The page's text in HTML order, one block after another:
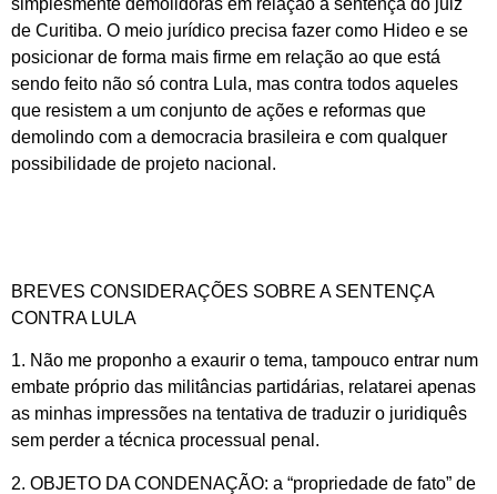
de Curitiba. O meio jurídico precisa fazer como Hideo e se
posicionar de forma mais firme em relação ao que está
sendo feito não só contra Lula, mas contra todos aqueles
que resistem a um conjunto de ações e reformas que
demolindo com a democracia brasileira e com qualquer
possibilidade de projeto nacional.
BREVES CONSIDERAÇÕES SOBRE A SENTENÇA
CONTRA LULA
1. Não me proponho a exaurir o tema, tampouco entrar num
embate próprio das militâncias partidárias, relatarei apenas
as minhas impressões na tentativa de traduzir o juridiquês
sem perder a técnica processual penal.
2. OBJETO DA CONDENAÇÃO: a “propriedade de fato” de